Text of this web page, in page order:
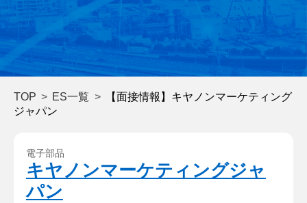
TOP ES一覧
【面接情報】キヤノンマーケティング
ジャパン
電子部品
キヤノンマーケティングジャ
パン